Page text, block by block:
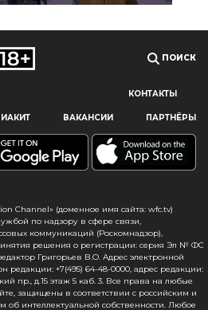
cookie и похожие технологии,
персонализированную
в области
согласие на использование
с настоящим уведомлением
файлов. Если вы не согласны
данный тип файлов,
образом установить
или не использовать сайт wfc.tv
ПОИСК
КОНТАКТЫ
ВАКАНСИИ ПАРТНЁРЫ
Channel» (доменное имя сайта: wfc.tv)
по надзору в сфере связи,
коммуникаций (Роскомнадзор),
решения о регистрации: серия Эл № ФС
Григорьев В.О. Адрес электронной
редакции: +7(495) 64-48-0000, адрес редакции:
пр., д.15 этаж 5 каб. 3. Все права на любые
защищены в соответствии с российским и
об интеллектуальной собственности. Любое